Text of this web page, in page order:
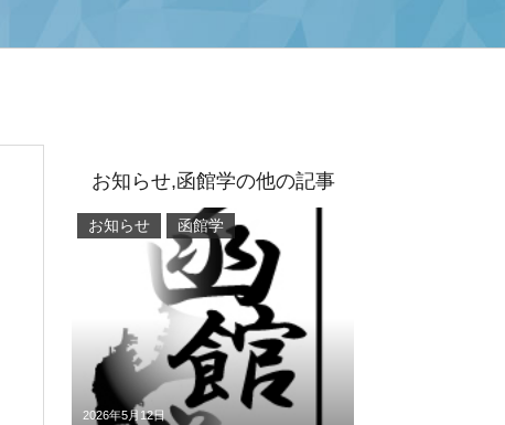
お知らせ,函館学の他の記事
2026年5月12日
お知らせ 函館学